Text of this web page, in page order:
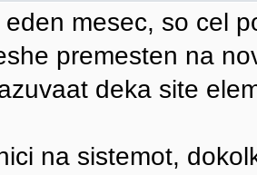
mesec, so cel
premesten na
deka site
na sistemot,